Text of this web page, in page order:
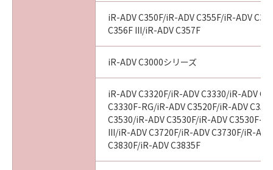
(2)キヤノン、キヤノンのライセンサー、キヤノ
ンの子会社、それらの販売代理店および販売店
は、「許諾ソフトウェア」の使用または使用不
能から生ずるいかなる損害（逸失利益およびそ
の他の派生的または付随的な損害を含むがこれ
らに限定されない全ての損害を言います。）に
ついて、適用法で認められる限り、一切の責任
を負わないものとします。たとえ、キヤノン、
キヤノンのライセンサー、キヤノンの子会社、
それらの販売代理店および販売店がかかる損害
の可能性について知らされていた場合でも同様
iR-ADV C350F/iR-ADV C355F/iR-ADV
C356F III/iR-ADV C357F
iR-ADV C3000シリーズ
iR-ADV C3320F/iR-ADV C3330/iR-ADV
C3330F-RG/iR-ADV C3520F/iR-ADV
C3530/iR-ADV C3530F/iR-ADV C3530F-
III/iR-ADV C3720F/iR-ADV C3730F/iR-
C3830F/iR-ADV C3835F